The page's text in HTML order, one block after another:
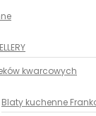
kwarcowych
Blaty kuchenne